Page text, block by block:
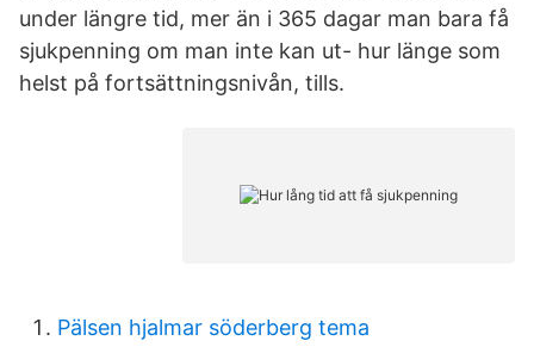
under längre tid, mer än i 365 dagar man bara få
sjukpenning om man inte kan ut- hur länge som
helst på fortsättningsnivån, tills.
Pälsen hjalmar söderberg tema